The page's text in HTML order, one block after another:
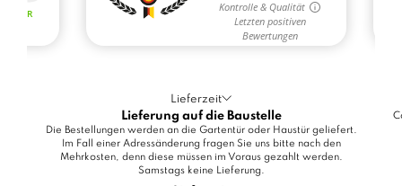
Lieferzeit
Lieferung auf die Baustelle
Die Bestellungen werden an die Gartentür oder Haustür geliefert.
Im Fall einer Adressänderung fragen Sie uns bitte nach den
Mehrkosten, denn diese müssen im Voraus gezahlt werden.
Samstags keine Lieferung.